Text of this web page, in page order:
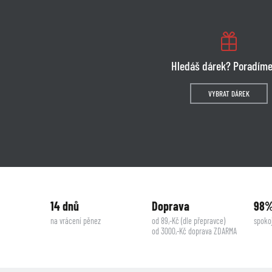
Hledáš dárek?
VYBRAT DÁREK
14 dnů
na vrácení pěnez
Doprava
od 89,-Kč (dle přepravce)
od 3000,-Kč doprava ZDARMA